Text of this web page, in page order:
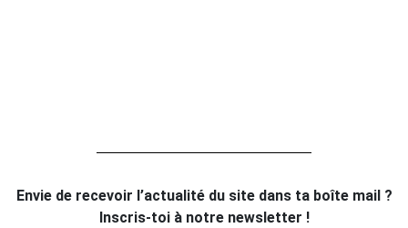
Envie de recevoir l’actualité du site dans ta boîte mail ?
Inscris-toi à notre newsletter !